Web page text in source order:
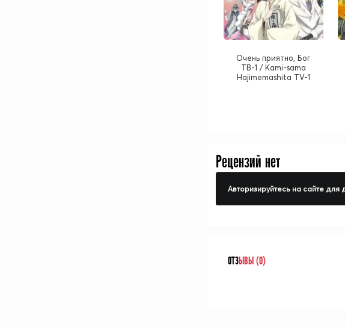
Очень приятно, Бог
ТВ-1 / Kami-sama
Hajimemashita TV-1
Рецензий нет
Авторизируйтесь на сайте
ОТЗЫВЫ (0)